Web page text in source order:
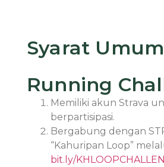
Syarat Umum
Running
Memiliki akun Strava
berpartisipasi.
Bergabung dengan
“Kahuripan Loop”
bit.ly/